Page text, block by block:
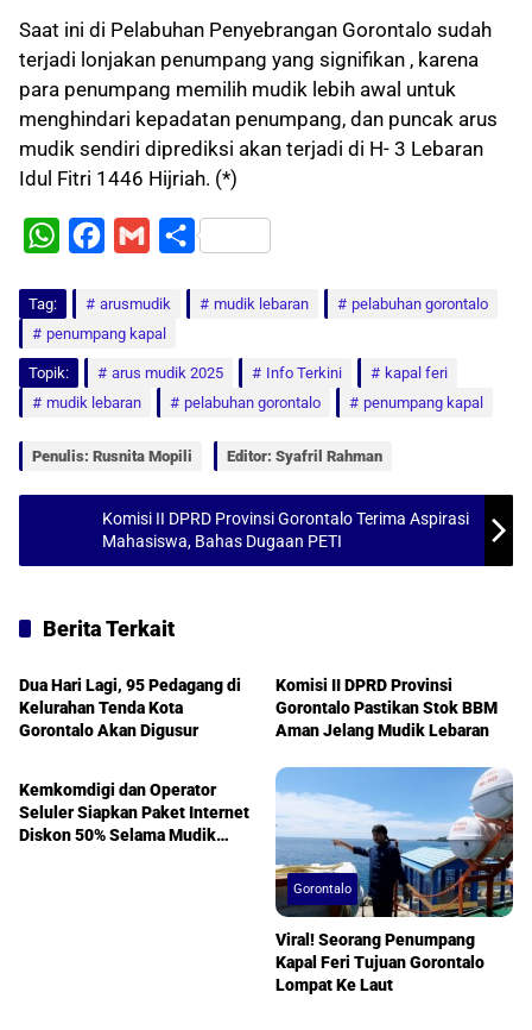
Saat ini di Pelabuhan Penyebrangan Gorontalo sudah
terjadi lonjakan penumpang yang signifikan , karena
para penumpang memilih mudik lebih awal untuk
menghindari kepadatan penumpang, dan puncak arus
mudik sendiri diprediksi akan terjadi di H- 3 Lebaran
Idul Fitri 1446 Hijriah. (*)
W
t
s
A
p
c
e
b
o
o
a
i
l
S
a
e
Tag: arusmudik mudik lebaran
pelabuhan gorontalo
penumpang kapal
Topik: arus mudik 2025 Info Terkini
kapal feri
mudik lebaran
pelabuhan gorontalo penumpang kapal
Penulis: Rusnita Mopili Editor: Syafril Rahman
Komisi II DPRD Provinsi Gorontalo Terima Aspirasi
Mahasiswa, Bahas Dugaan PETI
Berita Terkait
Gorontalo
Dua Hari Lagi, 95 Pedagang di
Kelurahan Tenda Kota
Gorontalo Akan Digusur
Komisi II DPRD Provinsi
Gorontalo Pastikan Stok BBM
Aman Jelang Mudik Lebaran
Nasional
Kemkomdigi dan Operator
Seluler Siapkan Paket Internet
Diskon 50% Selama Mudik
Gorontalo
Viral! Seorang Penumpang
Kapal Feri Tujuan Gorontalo
Lompat Ke Laut
Gorontalo